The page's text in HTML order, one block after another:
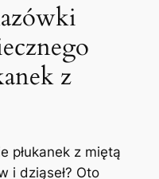
z
płukanek z miętą
i dziąseł? Oto